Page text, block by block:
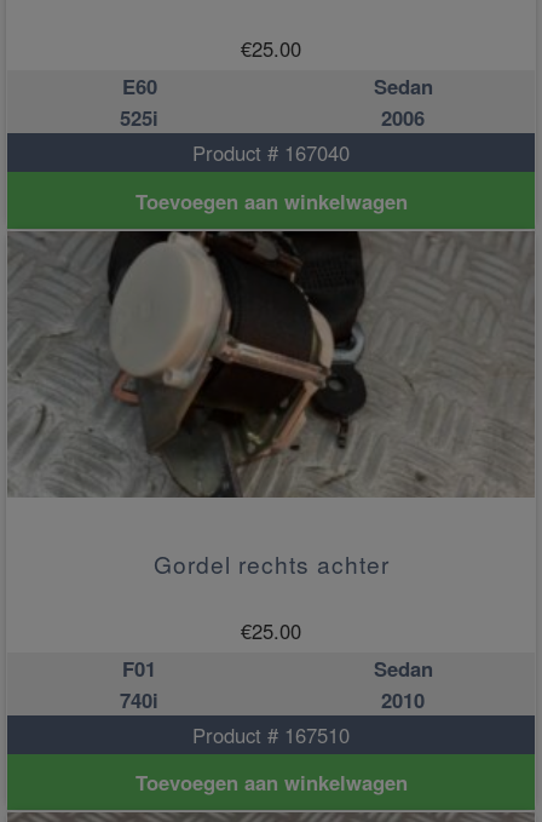
€25.00
E60
Sedan
525i
2006
Product # 167040
Toevoegen aan winkelwagen
Gordel rechts achter
€25.00
F01
Sedan
740i
2010
Product # 167510
Toevoegen aan winkelwagen